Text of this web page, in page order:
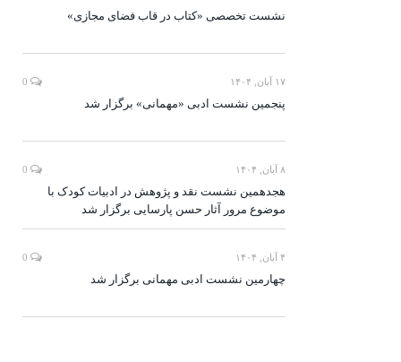
نشست تخصصی «کتاب در قاب فضای مجازی»
۱۷ آبان, ۱۴۰۴
پنجمین نشست ادبی «مهمانی» برگزار شد
۸ آبان, ۱۴۰۴
هجدهمین نشست نقد و پژوهش در ادبیات کودک با
موضوع مرور آثار حسن پارسایی برگزار شد
۴ آبان, ۱۴۰۴
چهارمین نشست ادبی مهمانی برگزار شد